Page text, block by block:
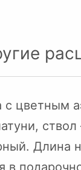
с цветным
Длина
в